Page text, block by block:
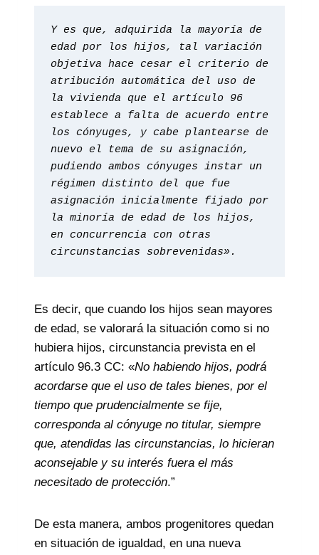
Y es que, adquirida la mayoría de
edad por los hijos, tal variación
objetiva hace cesar el criterio de
atribución automática del uso de
la vivienda que el artículo 96
establece a falta de acuerdo entre
los cónyuges, y cabe plantearse de
nuevo el tema de su asignación,
pudiendo ambos cónyuges instar un
régimen distinto del que fue
asignación inicialmente fijado por
la minoría de edad de los hijos,
en concurrencia con otras
circunstancias sobrevenidas».
Es decir, que cuando los hijos sean mayores
de edad, se valorará la situación como si no
hubiera hijos, circunstancia prevista en el
artículo 96.3 CC: «No habiendo hijos, podrá
acordarse que el uso de tales bienes, por el
tiempo que prudencialmente se fije,
corresponda al cónyuge no titular, siempre
que, atendidas las circunstancias, lo hicieran
aconsejable y su interés fuera el más
necesitado de protección.”
De esta manera, ambos progenitores quedan
en situación de igualdad, en una nueva